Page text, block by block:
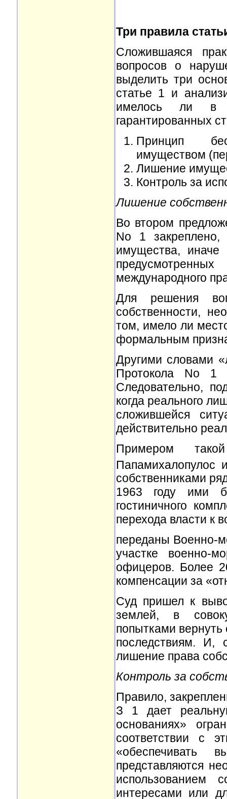
Три правила
Сложившаяся
вопросов о
выделить три
статье 1 и
имелось ли в
гарантированных
Принцип
имуществом
Лишение
Контроль за
Лишение
Во втором
No 1
имущества,
международного
Для решения
собственности,
том, имело ли
формальным
Другими словами
Протокола No 1
Следовательно,
когда реального
сложившейся
действительно
Примером
Папамихалопулос
собственниками
1963 году ими
гостиничного
перехода власти к
переданы Военно-
участке военно-
офицеров. Более
компенсации за
Суд пришел к
землей, в
попытками
последствиям. И,
лишение права
Контроль за
Правило,
З 1 дает
основаниях»
соответствии с
«обеспечивать
представляются
использованием
интересами или